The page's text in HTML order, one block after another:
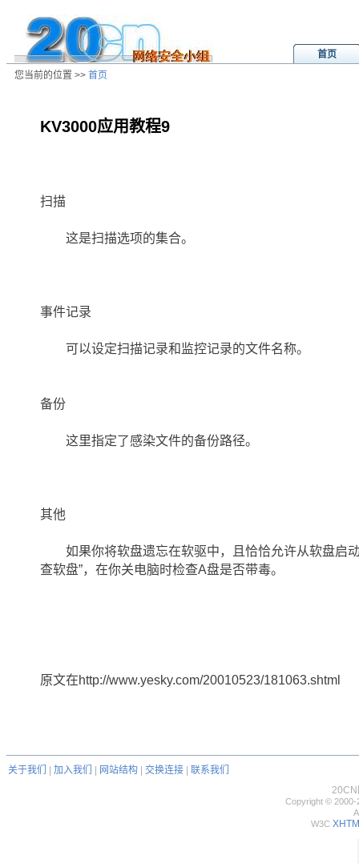
首页
您当前的位置 >> 首页
KV3000应用教程9
扫描
这是扫描选项的集合。
事件记录
可以设定扫描记录和监控记录的文件名称。
备份
这里指定了感染文件的备份路径。
其他
如果你将软盘遗忘在软驱中，且恰恰允许从软盘启动
查软盘”，在你关电脑时检查A盘是否带毒。
原文在http://www.yesky.com/20010523/181063.shtml
关于我们 加入我们 网站结构 交换连接
联系我们
20CN
Copyright © 2000-
W3C